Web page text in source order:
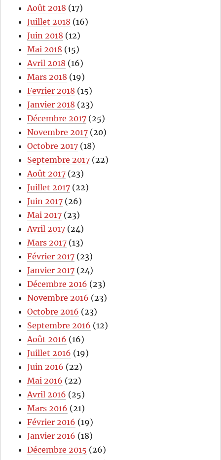
Août 2018 (17)
Juillet 2018 (16)
Juin 2018 (12)
Mai 2018 (15)
Avril 2018 (16)
Mars 2018 (19)
Fevrier 2018 (15)
Janvier 2018 (23)
Décembre 2017 (25)
Novembre 2017 (20)
Octobre 2017 (18)
Septembre 2017 (22)
Août 2017 (23)
Juillet 2017 (22)
Juin 2017 (26)
Mai 2017 (23)
Avril 2017 (24)
Mars 2017 (13)
Février 2017 (23)
Janvier 2017 (24)
Décembre 2016 (23)
Novembre 2016 (23)
Octobre 2016 (23)
Septembre 2016 (12)
Août 2016 (16)
Juillet 2016 (19)
Juin 2016 (22)
Mai 2016 (22)
Avril 2016 (25)
Mars 2016 (21)
Février 2016 (19)
Janvier 2016 (18)
Décembre 2015 (26)